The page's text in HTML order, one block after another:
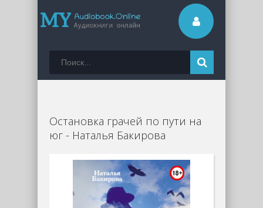
Остановка грачей по пути на
юг - Наталья Бакирова